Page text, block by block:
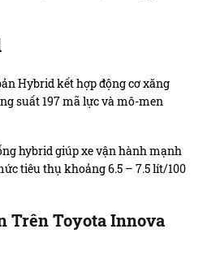
Hybrid kết hợp động cơ xăng
suất 197 mã lực và mô-men
hybrid giúp xe vận hành mạnh
tiêu thụ khoảng 6.5 – 7.5 lít/100
Trên Toyota Innova